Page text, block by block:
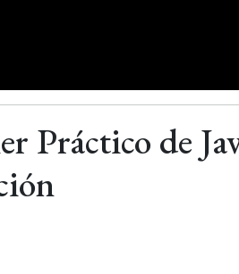
Práctico de